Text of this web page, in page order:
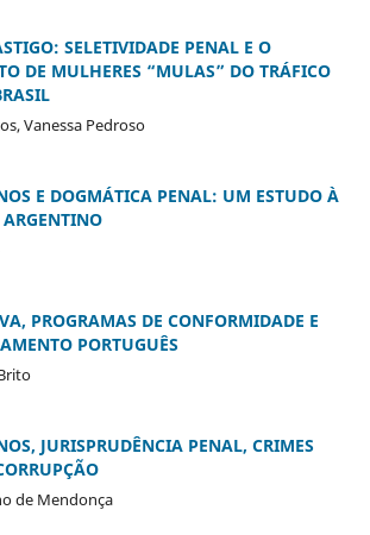
SELETIVIDADE PENAL E O
DE MULHERES “MULAS” DO TRÁFICO
Vanessa Pedroso
E DOGMÁTICA PENAL: UM ESTUDO À
PROGRAMAS DE CONFORMIDADE E
PORTUGUÊS
JURISPRUDÊNCIA PENAL, CRIMES
de Mendonça